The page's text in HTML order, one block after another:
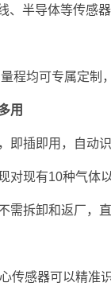
、半导体等传感
程均可专属定制
用
即插即用，自动识
对现有10种气体
需拆卸和返厂，
传感器可以精准